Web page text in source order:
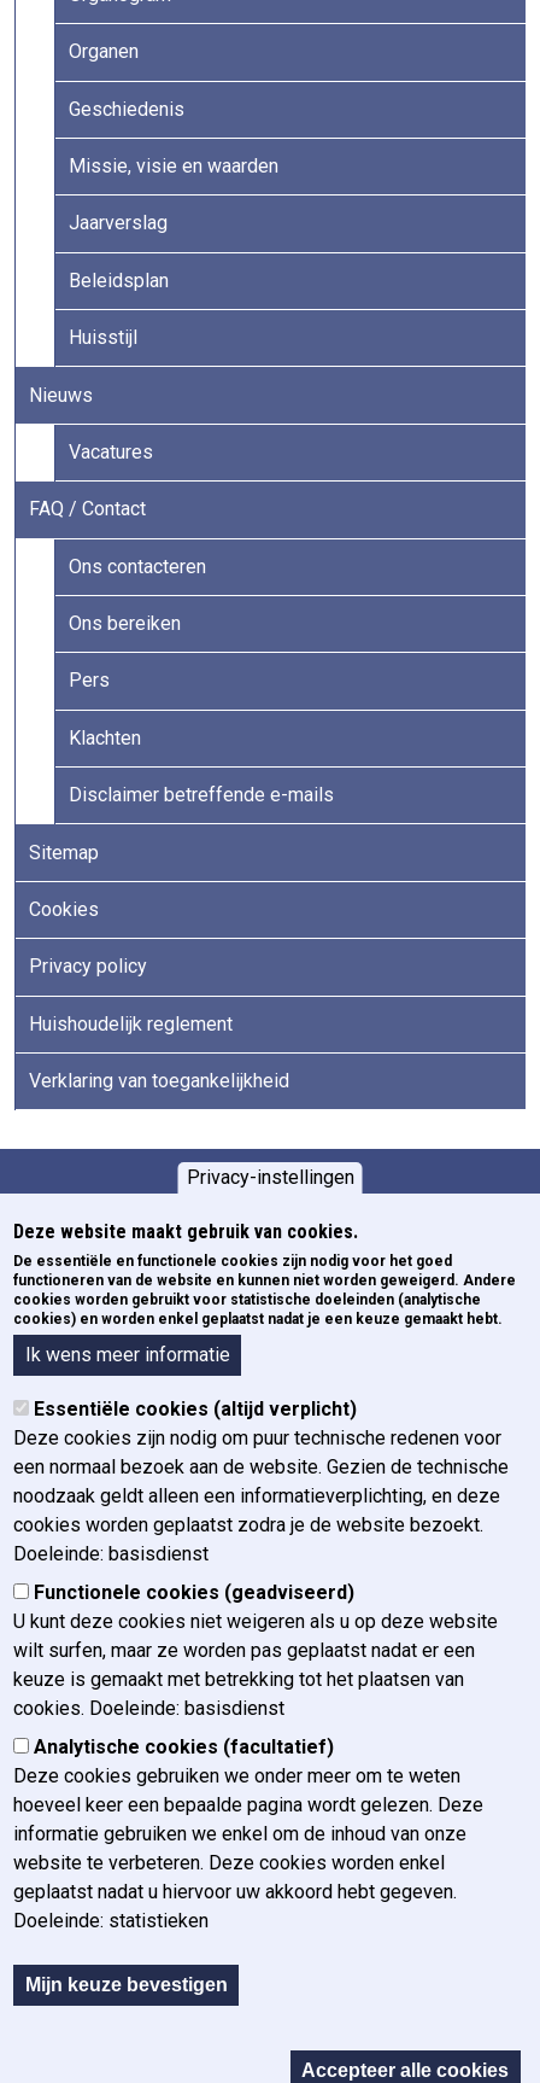
Privacy-instellingen
Deze website maakt gebruik van cookies.
De essentiële en functionele cookies zijn nodig voor het goed
functioneren van de website en kunnen niet worden geweigerd. Andere
cookies worden gebruikt voor statistische doeleinden (analytische
cookies) en worden enkel geplaatst nadat je een keuze gemaakt hebt.
Ik wens meer informatie
Essentiële cookies (altijd verplicht)
Deze cookies zijn nodig om puur technische redenen voor
een normaal bezoek aan de website. Gezien de technische
noodzaak geldt alleen een informatieverplichting, en deze
cookies worden geplaatst zodra je de website bezoekt.
Doeleinde: basisdienst
Functionele cookies (geadviseerd)
U kunt deze cookies niet weigeren als u op deze website
wilt surfen, maar ze worden pas geplaatst nadat er een
keuze is gemaakt met betrekking tot het plaatsen van
cookies. Doeleinde: basisdienst
Analytische cookies (facultatief)
Deze cookies gebruiken we onder meer om te weten
hoeveel keer een bepaalde pagina wordt gelezen. Deze
informatie gebruiken we enkel om de inhoud van onze
website te verbeteren. Deze cookies worden enkel
geplaatst nadat u hiervoor uw akkoord hebt gegeven.
Doeleinde: statistieken
Mijn keuze bevestigen
Accepteer alle cookies
Organen
Geschiedenis
Missie, visie en waarden
Jaarverslag
Beleidsplan
Huisstijl
Nieuws
Vacatures
FAQ / Contact
Ons contacteren
Ons bereiken
Pers
Klachten
Disclaimer betreffende e-mails
Sitemap
Cookies
Privacy policy
Huishoudelijk reglement
Verklaring van toegankelijkheid
Pied de page
Opleidingen
Newsletters
ECE
Formulieren
Over het IGO
Organogram
Organen
Geschiedenis
Missie, visie en waarden
Jaarverslag
Beleidsplan
Nieuws
Vacatures
FAQ / Contact
Ons contacteren
Ons bereiken
Pers
Klachten
Disclaimer betreffende e-mails
Sous-pied de page
Sitemap
Privacy policy